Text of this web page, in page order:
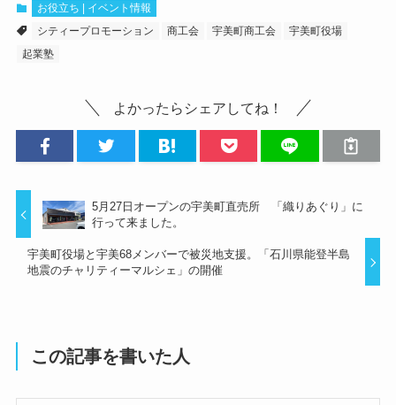
お役立ち | イベント情報
シティープロモーション
商工会 宇美町商工会
宇美町役場
起業塾
よかったらシェアしてね！
5月27日オープンの宇美町直売所 「織りあぐり」に
行って来ました。
宇美町役場と宇美68メンバーで被災地支援。「石川県能登半島
地震のチャリティーマルシェ」の開催
この記事を書いた人